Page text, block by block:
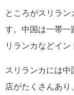
ところがスリラ
す。中国は一帯一
リランカなどイン
スリランカには
店がたくさんあ